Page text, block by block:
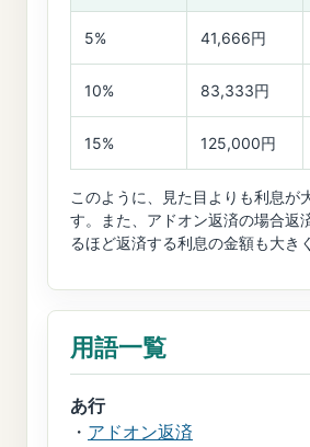
5% 41,666円
10% 83,333円
15% 125,000円
このように、見た目よりも利息が
す。また、アドオン返済の場合返
るほど返済する利息の金額も大き
用語一覧
あ行
・ アドオン返済